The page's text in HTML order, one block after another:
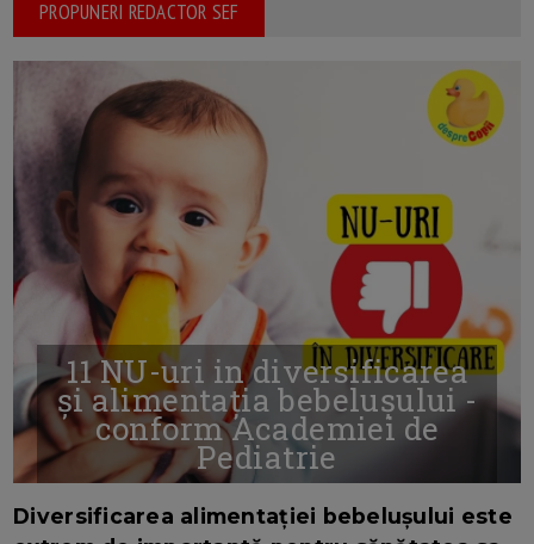
PROPUNERI REDACTOR SEF
11 NU-uri in diversificarea
și alimentația bebelușului -
conform Academiei de
Pediatrie
Diversificarea alimentației bebelușului este